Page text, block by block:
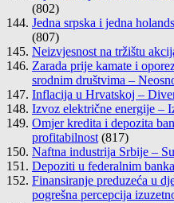
(802)
Jedna srpska i jedna
(807)
Neizvjesnost na tržištu
Zarada prije kamate i
srodnim društvima –
Inflacija u Hrvatskoj –
Izvoz električne energije –
Omjer kredita i depozita
profitabilnost (817)
Naftna industrija Srbije –
Depoziti u federalnim
Finansiranje preduzeća u
pogrešna percepcija